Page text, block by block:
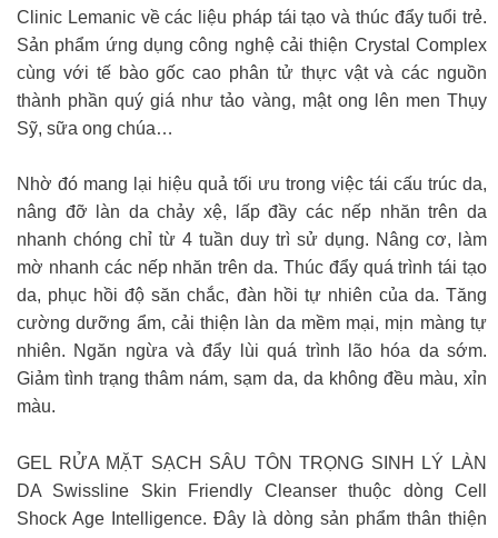
Clinic Lemanic về các liệu pháp tái tạo và thúc đẩy tuổi trẻ.
Sản phẩm ứng dụng công nghệ cải thiện Crystal Complex
cùng với tế bào gốc cao phân tử thực vật và các nguồn
thành phần quý giá như tảo vàng, mật ong lên men Thụy
Sỹ, sữa ong chúa…
Nhờ đó mang lại hiệu quả tối ưu trong việc tái cấu trúc da,
nâng đỡ làn da chảy xệ, lấp đầy các nếp nhăn trên da
nhanh chóng chỉ từ 4 tuần duy trì sử dụng. Nâng cơ, làm
mờ nhanh các nếp nhăn trên da. Thúc đẩy quá trình tái tạo
da, phục hồi độ săn chắc, đàn hồi tự nhiên của da. Tăng
cường dưỡng ẩm, cải thiện làn da mềm mại, mịn màng tự
nhiên. Ngăn ngừa và đẩy lùi quá trình lão hóa da sớm.
Giảm tình trạng thâm nám, sạm da, da không đều màu, xỉn
màu.
GEL RỬA MẶT SẠCH SÂU TÔN TRỌNG SINH LÝ LÀN
DA Swissline Skin Friendly Cleanser thuộc dòng Cell
Shock Age Intelligence. Đây là dòng sản phẩm thân thiện